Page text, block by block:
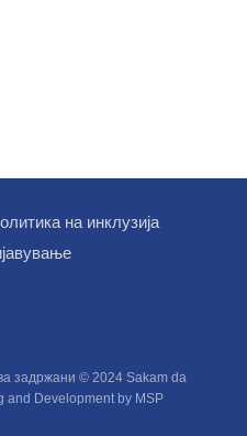
на инклузија
задржани © 2024 Sakam da
and Development by MSP